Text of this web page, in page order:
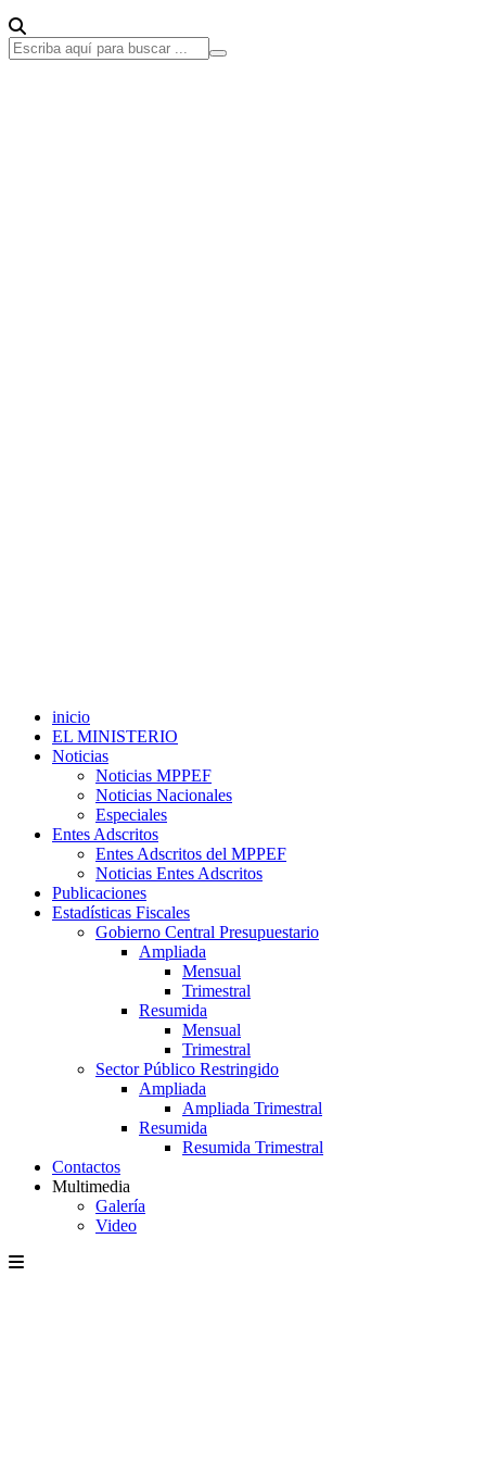
inicio
EL MINISTERIO
Noticias
Noticias MPPEF
Noticias Nacionales
Especiales
Entes Adscritos
Entes Adscritos del MPPEF
Noticias Entes Adscritos
Publicaciones
Estadísticas Fiscales
Gobierno Central Presupuestario
Ampliada
Mensual
Trimestral
Resumida
Mensual
Trimestral
Sector Público Restringido
Ampliada
Ampliada Trimestral
Resumida
Resumida Trimestral
Contactos
Multimedia
Galería
Video